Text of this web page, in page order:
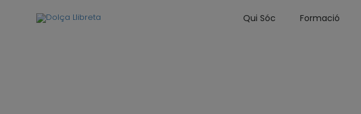
Qui Sóc Formació